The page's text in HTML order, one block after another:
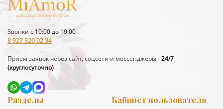
Звонки с 10:00 до 19:00 -
8 927 320 02 34
Приём заявок через сайт, соцсети и мессенджеры-24/7
(круглосуточно)
Разделы Кабинет пользователя